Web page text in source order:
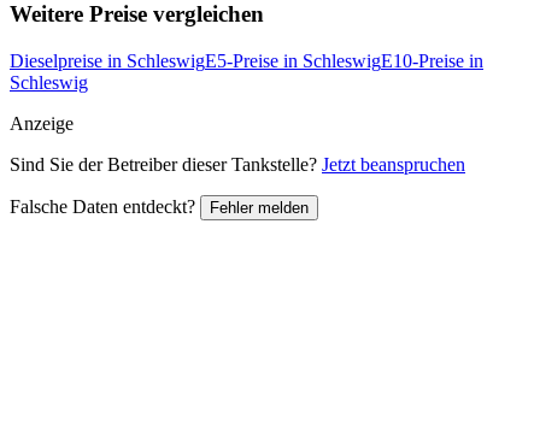
Weitere Preise vergleichen
Dieselpreise in SchleswigE5-Preise in SchleswigE10-Preise in
Schleswig
Anzeige
Sind Sie der Betreiber dieser Tankstelle? Jetzt beanspruchen
Falsche Daten entdeckt? Fehler melden